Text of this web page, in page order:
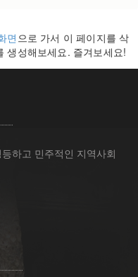
면으로 가서 이 페이지를 삭
생성해보세요. 즐겨보세요!
하고 민주적인 지역사회